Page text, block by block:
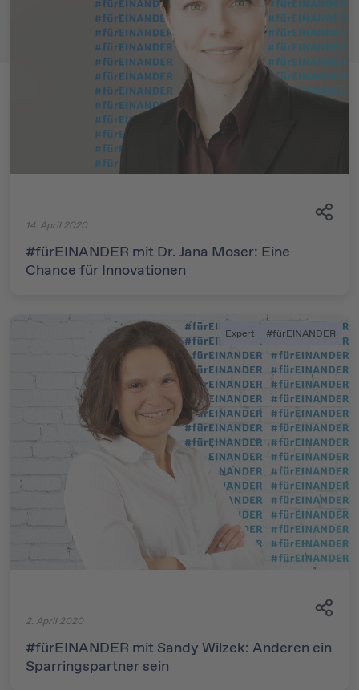
14. April 2020
#fürEINANDER mit Dr. Jana Moser: Eine
Chance für Innovationen
Expert #fürEINANDER
2. April 2020
#fürEINANDER mit Sandy Wilzek: Anderen ein
Sparringspartner sein